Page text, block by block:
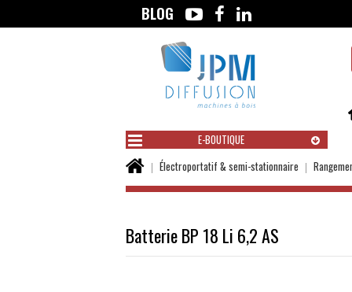
BLOG
E-BOUTIQUE
Vous
ici :
Électroportatif & semi-stationnaire
Batterie BP 18 Li 6,2 AS